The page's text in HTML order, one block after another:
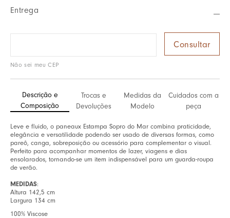
Entrega
Não sei meu CEP
Descrição e
Composição
Trocas e
Devoluções
Medidas da
Modelo
Cuidados com a
peça
Leve e fluido, o paneaux Estampa Sopro do Mar combina praticidade,
elegância e versatilidade podendo ser usado de diversas formas, como
pareô, canga, sobreposição ou acessório para complementar o visual.
Perfeito para acompanhar momentos de lazer, viagens e dias
ensolarados, tornando-se um item indispensável para um guarda-roupa
de verão.
MEDIDAS:
Altura 142,5 cm
Largura 134 cm
100% Viscose